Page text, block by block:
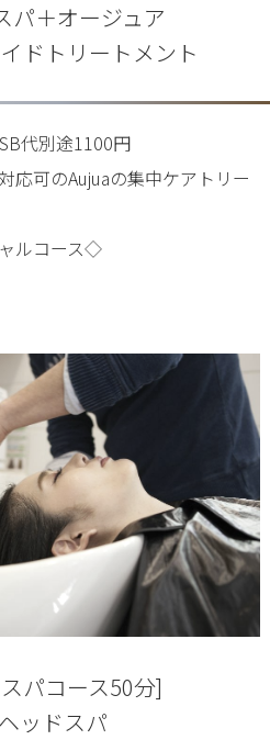
パ＋オージュア
ドトリートメント
代別途1100円
可のAujuaの集中ケアトリー
ルコース◇
パコース50分]
ッドスパ